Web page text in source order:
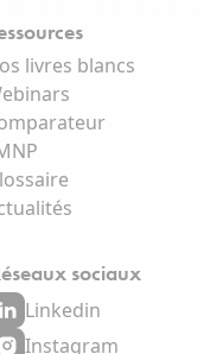
livres blancs
sociaux
Linkedin
Instagram